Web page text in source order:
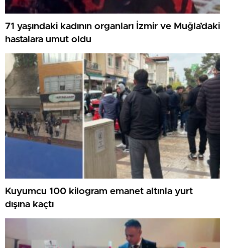
71 yaşındaki kadının organları İzmir ve Muğla’daki
hastalara umut oldu
Kuyumcu 100 kilogram emanet altınla yurt
dışına kaçtı